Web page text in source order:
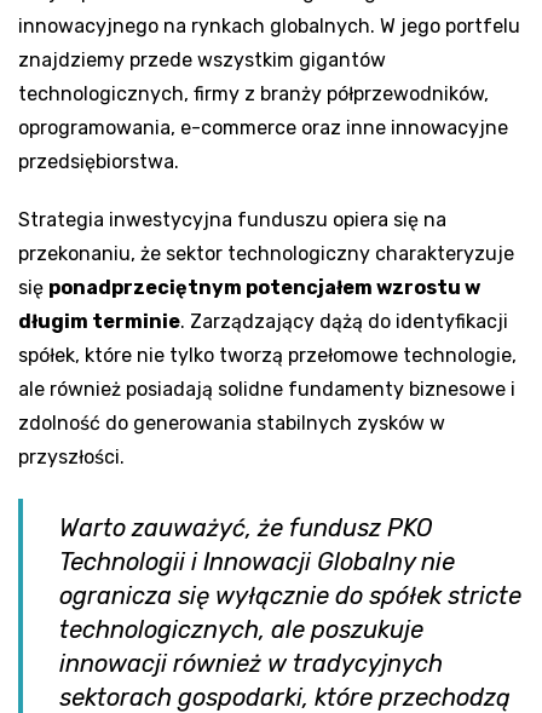
innowacyjnego na rynkach globalnych. W jego portfelu
znajdziemy przede wszystkim gigantów
technologicznych, firmy z branży półprzewodników,
oprogramowania, e-commerce oraz inne innowacyjne
przedsiębiorstwa.
Strategia inwestycyjna funduszu opiera się na
przekonaniu, że sektor technologiczny charakteryzuje
się ponadprzeciętnym potencjałem wzrostu w
długim terminie. Zarządzający dążą do identyfikacji
spółek, które nie tylko tworzą przełomowe technologie,
ale również posiadają solidne fundamenty biznesowe i
zdolność do generowania stabilnych zysków w
przyszłości.
Warto zauważyć, że fundusz PKO
Technologii i Innowacji Globalny nie
ogranicza się wyłącznie do spółek stricte
technologicznych, ale poszukuje
innowacji również w tradycyjnych
sektorach gospodarki, które przechodzą